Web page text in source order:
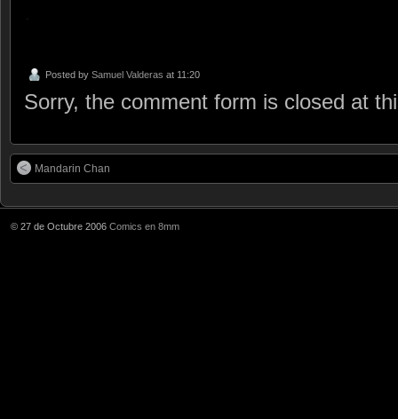
Posted by Samuel Valderas at 11:20
Sorry, the comment form is closed at
Mandarin Chan
© 27 de Octubre 2006 Comics en 8mm